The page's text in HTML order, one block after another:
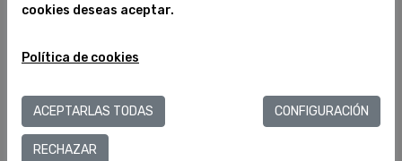
Marimurtríssim
cookies deseas aceptar.
Política de cookies
ACEPTARLAS TODAS CONFIGURACIÓN
RECHAZAR